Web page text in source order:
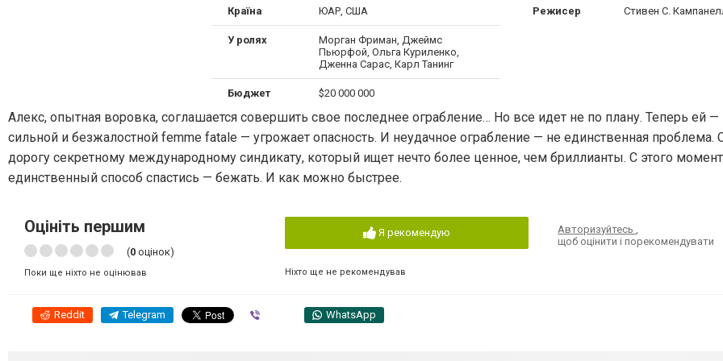
Країна ЮАР, США
У ролях
Морган Фриман, Джеймс
Пьюрфой, Ольга Куриленко,
Дженна Сарас, Карл Танинг
Режисер Стивен С.
Бюджет $20 000 000
Алекс, опытная воровка, соглашается совершить свое последнее ограбление… Но все идет не по плану. Теперь ей —
сильной и безжалостной femme fatale — угрожает опасность. И неудачное ограбление — не единственная проблема.
дорогу секретному международному синдикату, который ищет нечто более ценное, чем бриллианты. С этого
единственный способ спастись — бежать. И как можно быстрее.
Оцініть першим
(0 оцінок)
Поки ще ніхто не оцінював
Я рекомендую
Ніхто ще не рекомендував
Авторизуйтесь
щоб оцінити і порекомендувати
Reddit Telegram WhatsApp